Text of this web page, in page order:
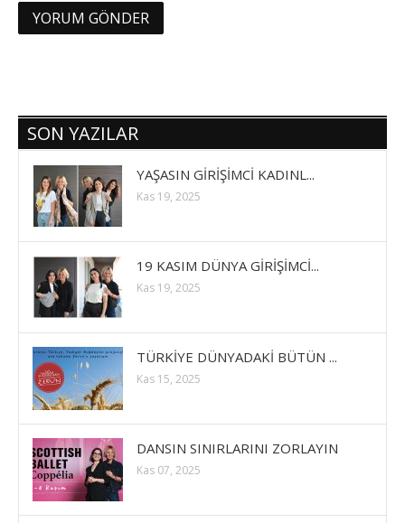
SON YAZILAR
YAŞASIN GİRİŞİMCİ KADINL...
Kas 19, 2025
19 KASIM DÜNYA GİRİŞİMCİ...
Kas 19, 2025
TÜRKİYE DÜNYADAKİ BÜTÜN ...
Kas 15, 2025
DANSIN SINIRLARINI ZORLAYIN
Kas 07, 2025